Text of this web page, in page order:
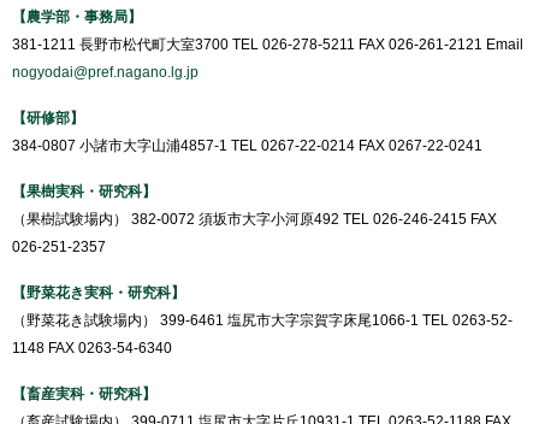
【農学部・事務局】
381-1211 長野市松代町大室3700 TEL 026-278-5211 FAX 026-261-2121 Email
nogyodai@pref.nagano.lg.jp
【研修部】
384-0807 小諸市大字山浦4857-1 TEL 0267-22-0214 FAX 0267-22-0241
【果樹実科・研究科】
（果樹試験場内） 382-0072 須坂市大字小河原492 TEL 026-246-2415 FAX
026-251-2357
【野菜花き実科・研究科】
（野菜花き試験場内） 399-6461 塩尻市大字宗賀字床尾1066-1 TEL 0263-52-
1148 FAX 0263-54-6340
【畜産実科・研究科】